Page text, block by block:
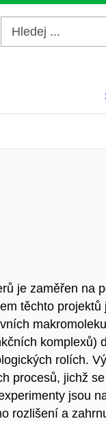
je zaměřen na
těchto
komplexů)
rolích.
procesů, jichž
jsou
rozlišení a